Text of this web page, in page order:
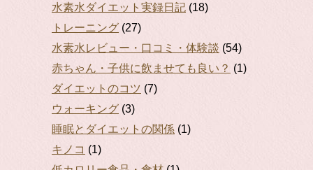
水素水ダイエット実録日記 (18)
トレーニング (27)
水素水レビュー・口コミ・体験談 (54)
赤ちゃん・子供に飲ませても良い？ (1)
ダイエットのコツ (7)
ウォーキング (3)
睡眠とダイエットの関係 (1)
キノコ (1)